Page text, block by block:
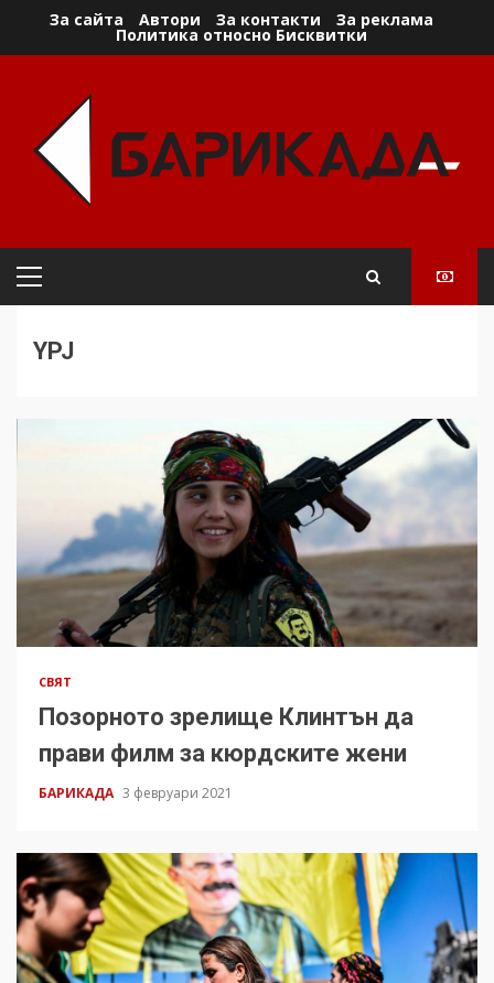
За сайта Автори За контакти За реклама
Политика относно Бисквитки
Primary
YPJ
СВЯТ
Позорното зрелище Клинтън да
прави филм за кюрдските жени
БАРИКАДА 3 февруари 2021